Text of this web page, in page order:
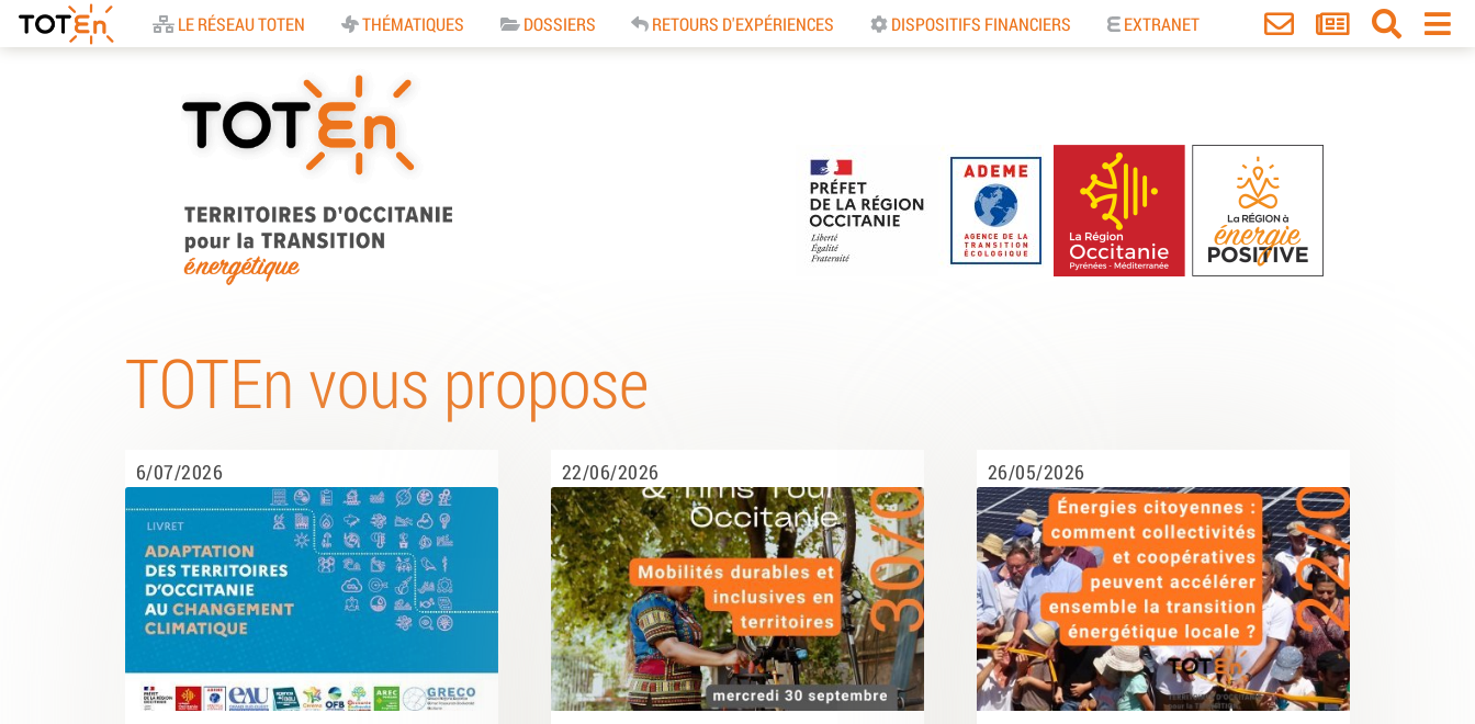
Accueil
LE RÉSEAU TOTEN THÉMATIQUES DOSSIERS RETOURS D'EXPÉRIENCES DISPOSITIFS FINANCIERS EXTRANET
Territoires d’Occitanie
pour la Transition
Energétique
TOTEn vous propose
6/07/2026 22/06/2026 26/05/2026